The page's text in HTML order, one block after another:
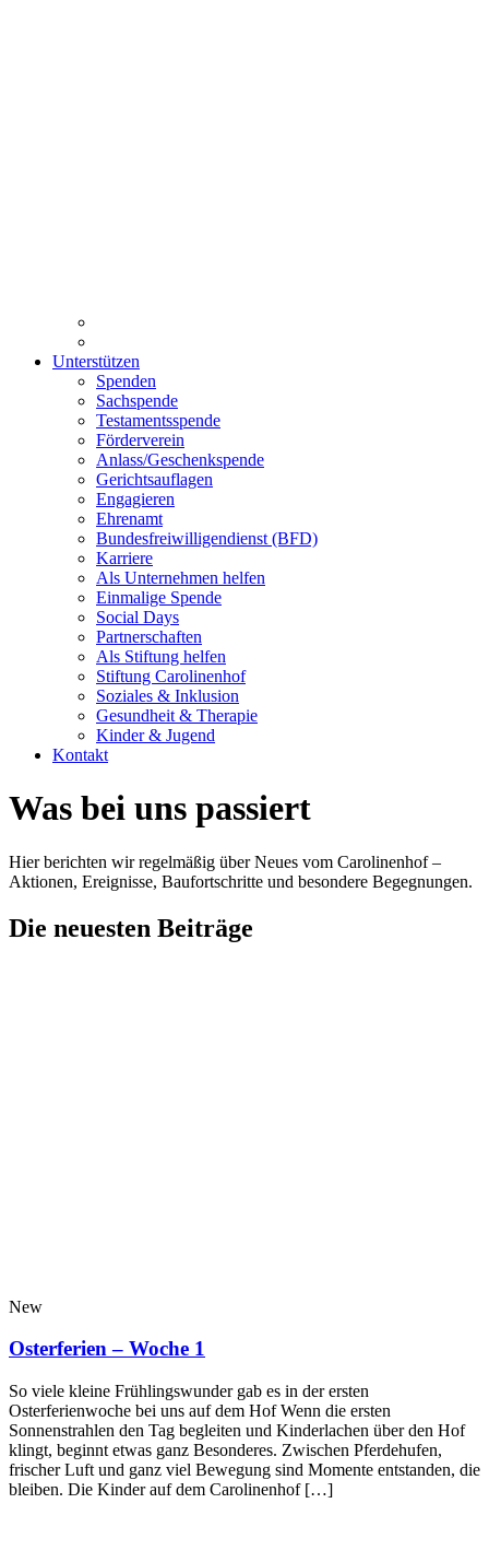
Unterstützen
Spenden
Sachspende
Testamentsspende
Förderverein
Anlass/Geschenkspende
Gerichtsauflagen
Engagieren
Ehrenamt
Bundesfreiwilligendienst (BFD)
Karriere
Als Unternehmen helfen
Einmalige Spende
Social Days
Partnerschaften
Als Stiftung helfen
Stiftung Carolinenhof
Soziales & Inklusion
Gesundheit & Therapie
Kinder & Jugend
Kontakt
Was bei uns passiert
Hier berichten wir regelmäßig über Neues vom Carolinenhof –
Aktionen, Ereignisse, Baufortschritte und besondere Begegnungen.
Die neuesten Beiträge
New
Osterferien – Woche 1
So viele kleine Frühlingswunder gab es in der ersten
Osterferienwoche bei uns auf dem Hof Wenn die ersten
Sonnenstrahlen den Tag begleiten und Kinderlachen über den Hof
klingt, beginnt etwas ganz Besonderes. Zwischen Pferdehufen,
frischer Luft und ganz viel Bewegung sind Momente entstanden, die
bleiben. Die Kinder auf dem Carolinenhof […]